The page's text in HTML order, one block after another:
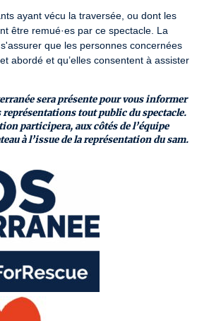
ayant vécu la traversée, ou dont les
être remué·es par ce spectacle. La
que les personnes concernées
abordé et qu’elles consentent à assister
sera présente pour vous informer
tout public du spectacle.
participera, aux côtés de l’équipe
à l’issue de la représentation du sam.